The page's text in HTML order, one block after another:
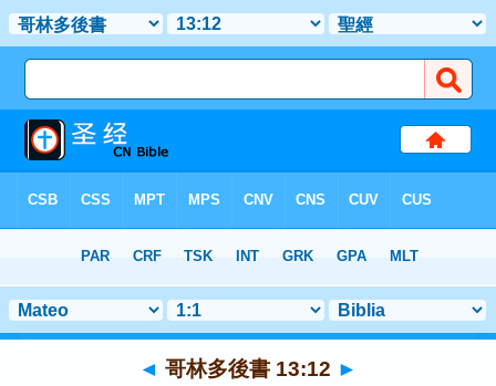
章 13> 聖經金句 12
◄ 哥林多後書 13:12 ►